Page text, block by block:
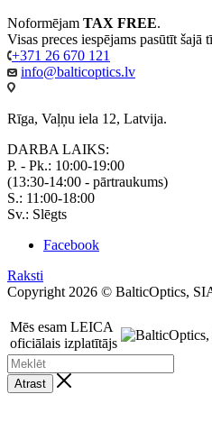
Noformējam TAX FREE.
Visas preces iespējams pasūtīt šajā
+371 26 670 121
info@balticoptics.lv
Rīga, Vaļņu iela 12, Latvija.
DARBA LAIKS:
P. - Pk.: 10:00-19:00
(13:30-14:00 - pārtraukums)
S.: 11:00-18:00
Sv.: Slēgts
Facebook
Raksti
Copyright 2026 © BalticOptics,
Mēs esam LEICA
oficiālais izplatītājs
Atrast